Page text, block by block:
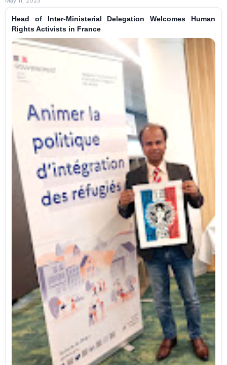
Head of Inter-Ministerial Delegation Welcomes Human
Rights Activists in France